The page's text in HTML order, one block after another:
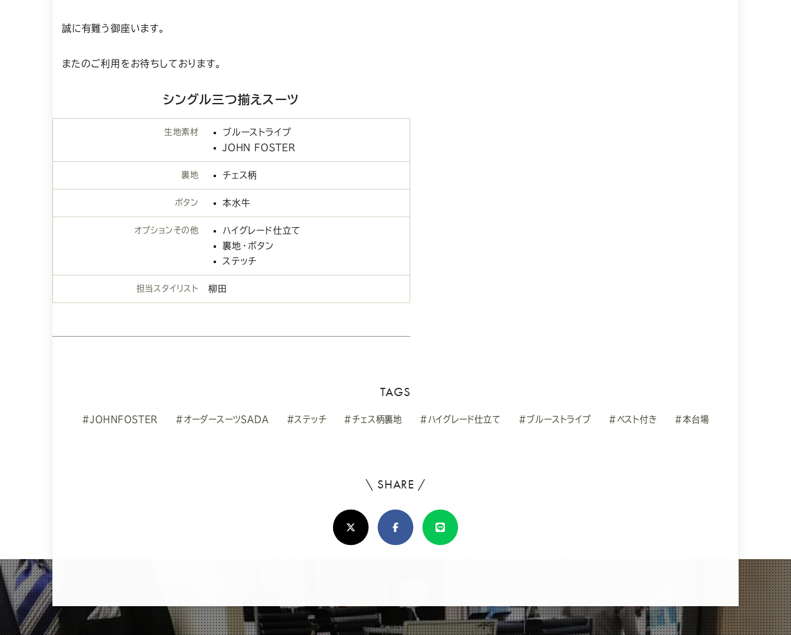
誠に有難う御座います。
またのご利用をお待ちしております。
シングル三つ揃えスーツ
生地素材
ブルーストライプ
JOHN FOSTER
裏地 チェス柄
ボタン 本水牛
オプションその他
ハイグレード仕立て
裏地・ボタン
ステッチ
担当スタイリスト 柳田
TAGS
#JOHNFOSTER #オーダースーツSADA #ステッチ #チェス柄裏地 #ハイグレード仕立て #ブルーストライプ #ベスト付き #本台場
\ SHARE /
ろ
し
け
X(Twitter)FacebookLine